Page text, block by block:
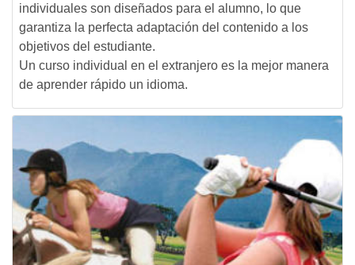
individuales son diseñados para el alumno, lo que
garantiza la perfecta adaptación del contenido a los
objetivos del estudiante.
Un curso individual en el extranjero es la mejor manera
de aprender rápido un idioma.